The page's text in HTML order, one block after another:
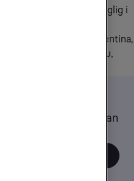
den tillgänglig i
i följande länder:
Argentina,
Ecuador, Paraguay, Peru,
och råd om hur du kan